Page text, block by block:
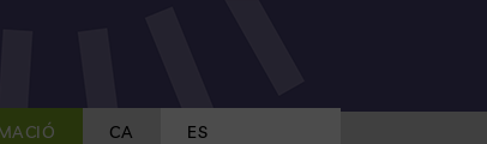
CA ES